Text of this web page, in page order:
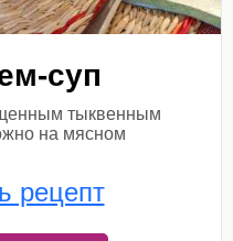
суп
тыквенным
на мясном
рецепт